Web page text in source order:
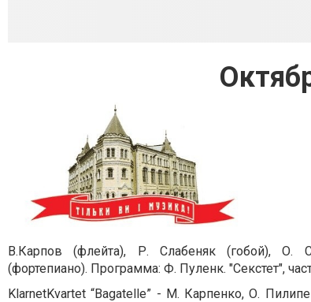
В.Карпов (флейта), Р. Слабеняк (гобой), О.
(фортепиано). Программа: Ф. Пуленк. "Секстет",
KlarnetKvartet “Bagatelle” - М. Карпенко, О.